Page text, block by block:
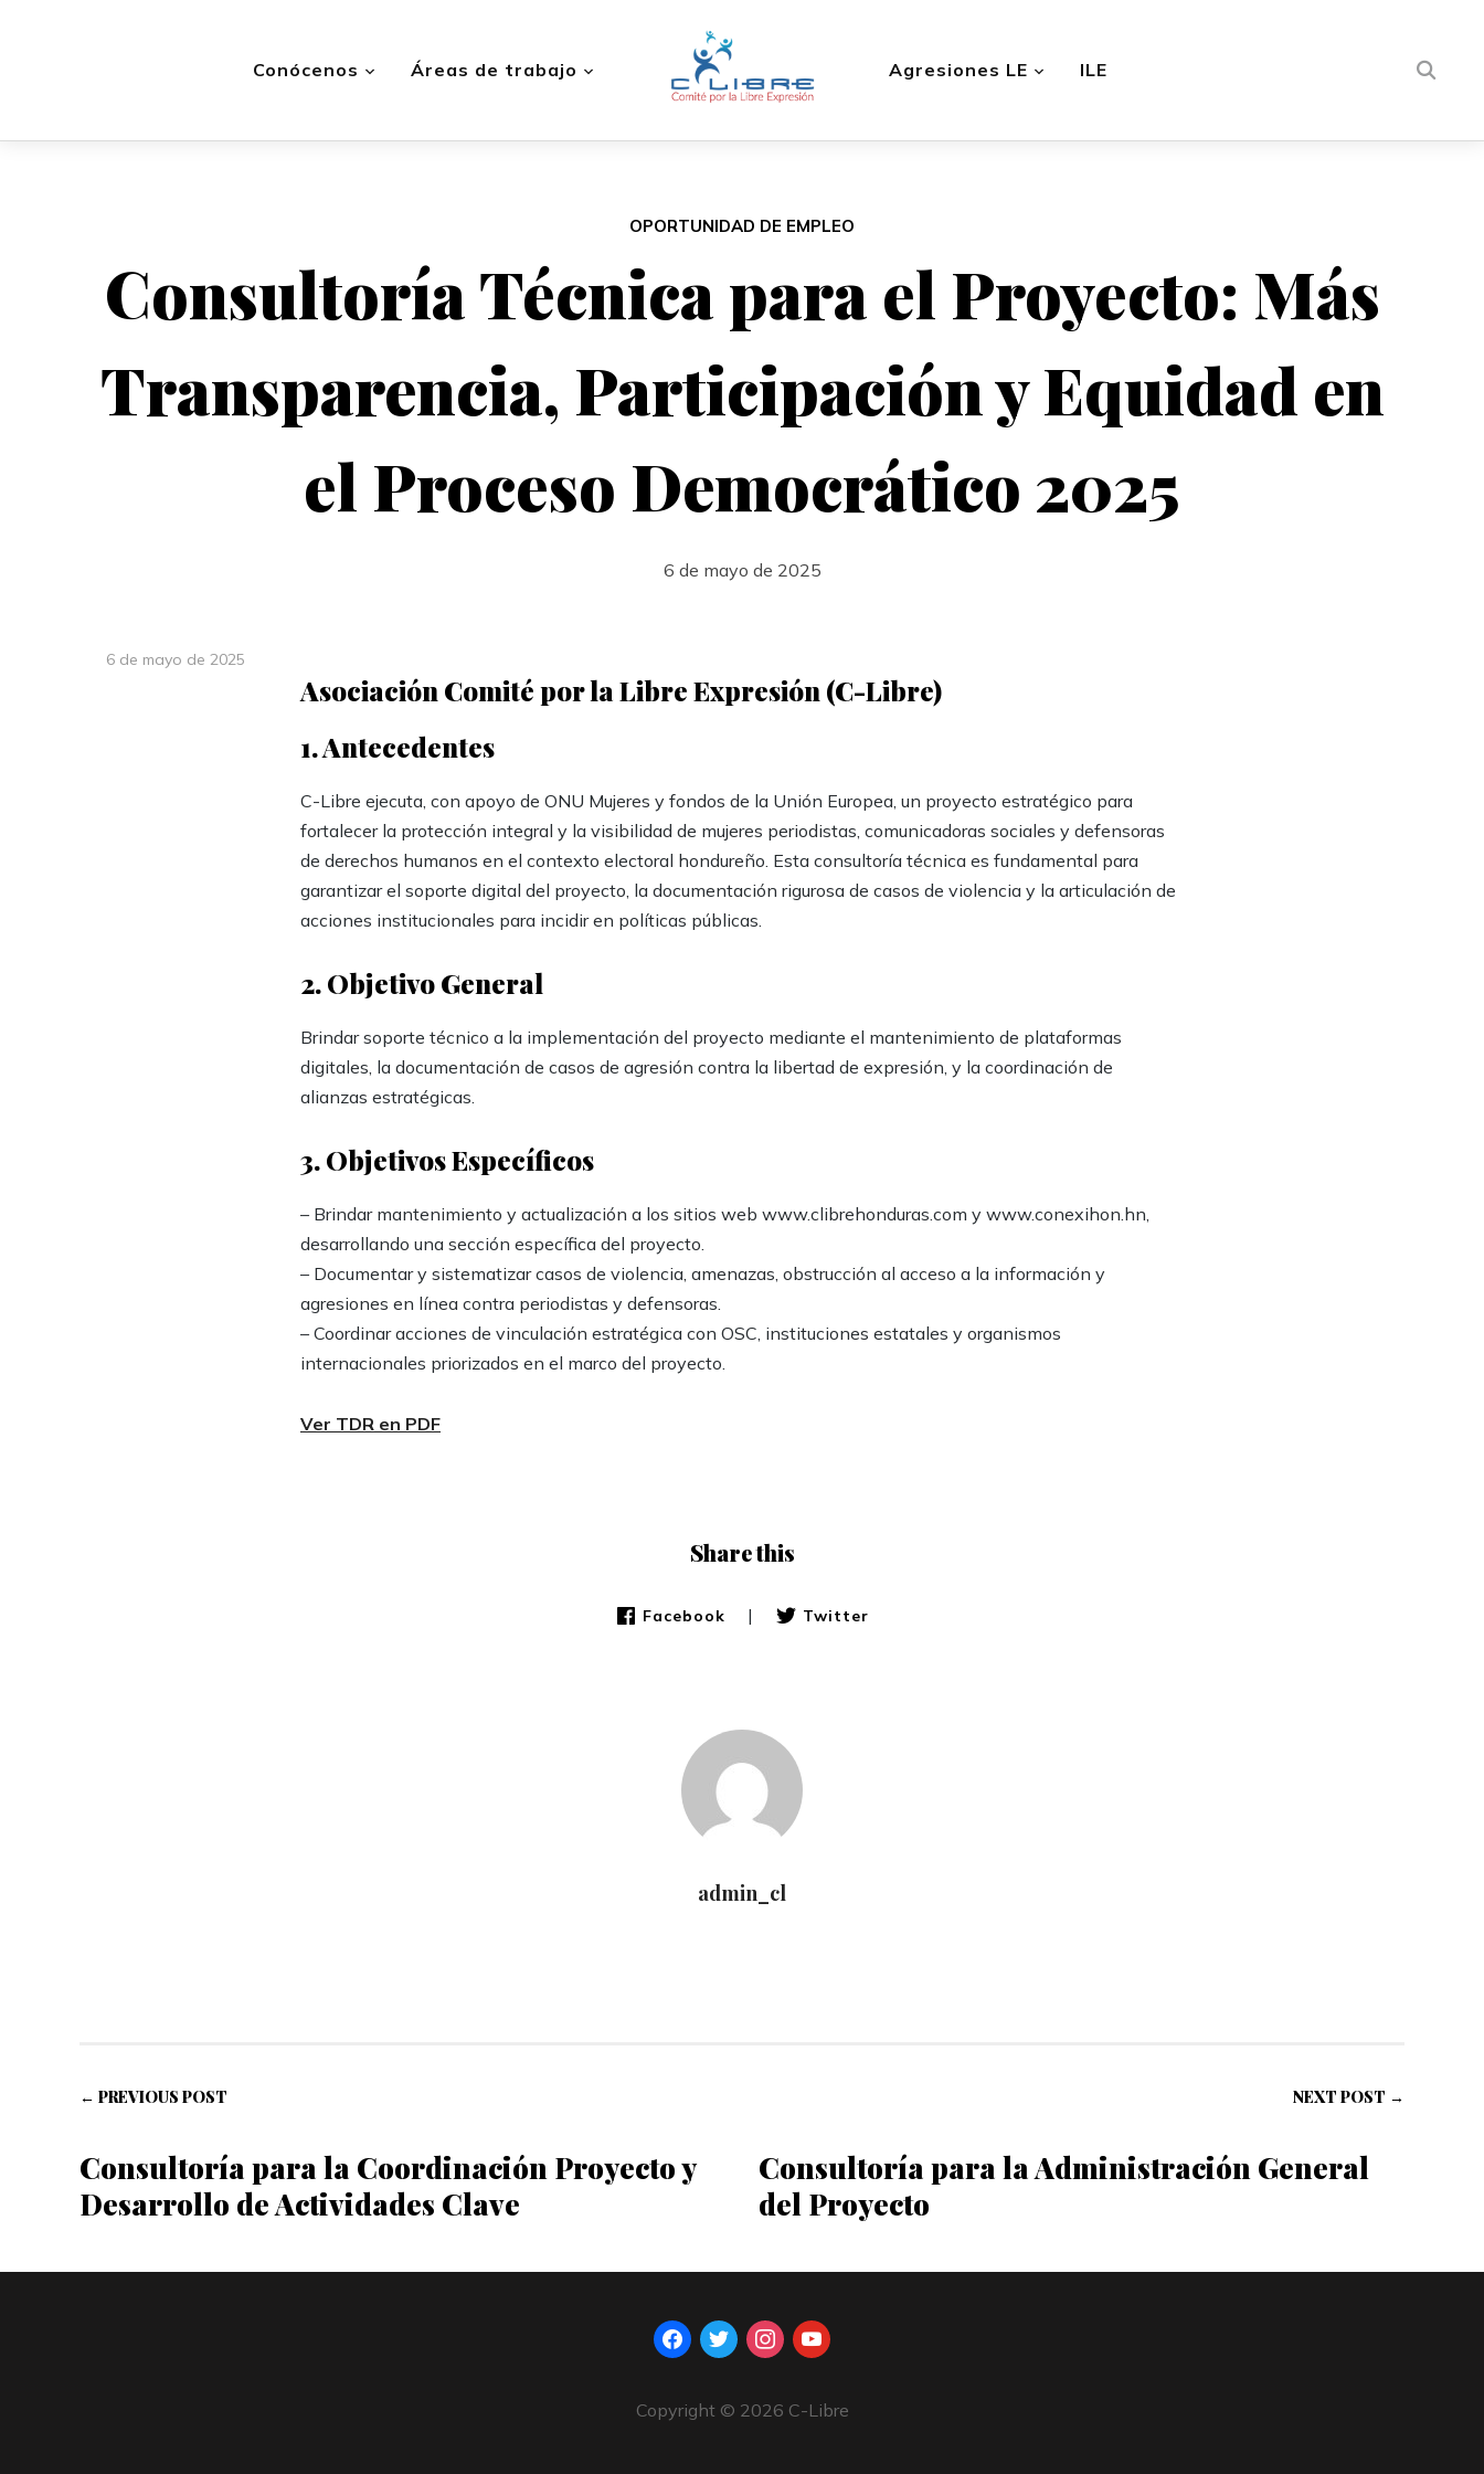
Conócenos Áreas de trabajo Agresiones LE ILE
OPORTUNIDAD DE EMPLEO
Consultoría Técnica para el Proyecto: Más
Transparencia, Participación y Equidad en
el Proceso Democrático 2025
6 de mayo de 2025
6 de mayo de 2025
Asociación Comité por la Libre Expresión (C-Libre)
1. Antecedentes
C-Libre ejecuta, con apoyo de ONU Mujeres y fondos de la Unión Europea, un proyecto estratégico para
fortalecer la protección integral y la visibilidad de mujeres periodistas, comunicadoras sociales y defensoras
de derechos humanos en el contexto electoral hondureño. Esta consultoría técnica es fundamental para
garantizar el soporte digital del proyecto, la documentación rigurosa de casos de violencia y la articulación de
acciones institucionales para incidir en políticas públicas.
2. Objetivo General
Brindar soporte técnico a la implementación del proyecto mediante el mantenimiento de plataformas
digitales, la documentación de casos de agresión contra la libertad de expresión, y la coordinación de
alianzas estratégicas.
3. Objetivos Específicos
– Brindar mantenimiento y actualización a los sitios web www.clibrehonduras.com y www.conexihon.hn,
desarrollando una sección específica del proyecto.
– Documentar y sistematizar casos de violencia, amenazas, obstrucción al acceso a la información y
agresiones en línea contra periodistas y defensoras.
– Coordinar acciones de vinculación estratégica con OSC, instituciones estatales y organismos
internacionales priorizados en el marco del proyecto.
Ver TDR en PDF
Share this
Facebook | Twitter
admin_cl
← PREVIOUS POST
Consultoría para la Coordinación Proyecto y
Desarrollo de Actividades Clave
NEXT POST →
Consultoría para la Administración General
del Proyecto
facebook
twitterinstagram
youtube
Copyright © 2026 C-Libre